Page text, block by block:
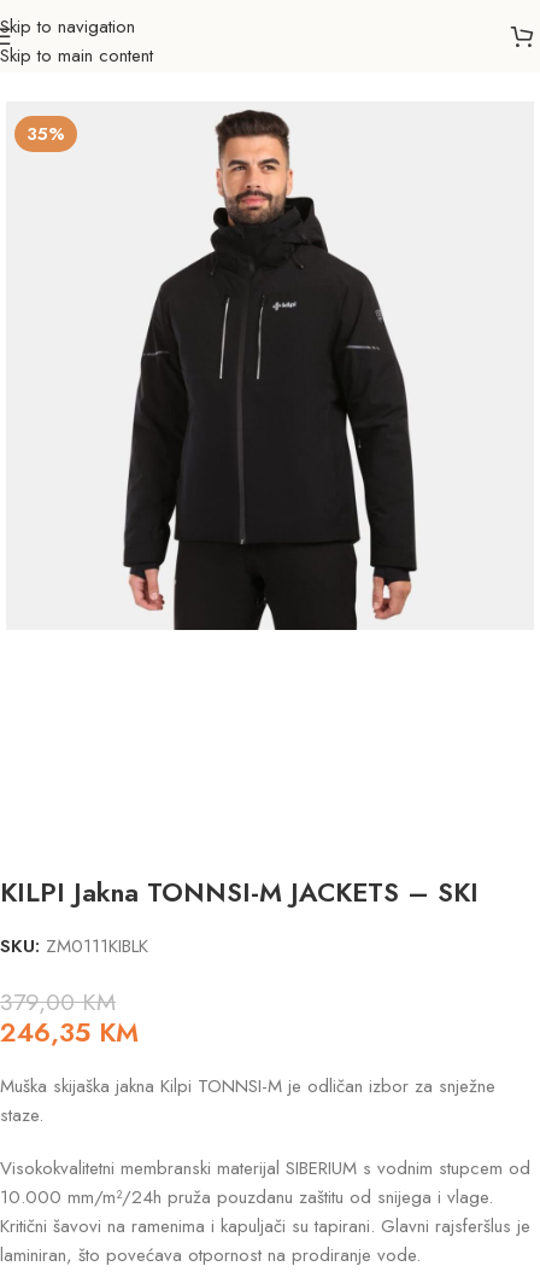
Skip to navigation
Skip to main content
Početna Sve za zimu
35%
KILPI Jakna TONNSI-M JACKETS – SKI
SKU: ZM0111KIBLK
379,00KM
246,35 KM
Muška skijaška jakna Kilpi TONNSI-M je odličan izbor za snježne
staze.
Visokokvalitetni membranski materijal SIBERIUM s vodnim stupcem od
10.000 mm/m²/24h pruža pouzdanu zaštitu od snijega i vlage.
Kritični šavovi na ramenima i kapuljači su tapirani. Glavni rajsferšlus je
laminiran, što povećava otpornost na prodiranje vode.